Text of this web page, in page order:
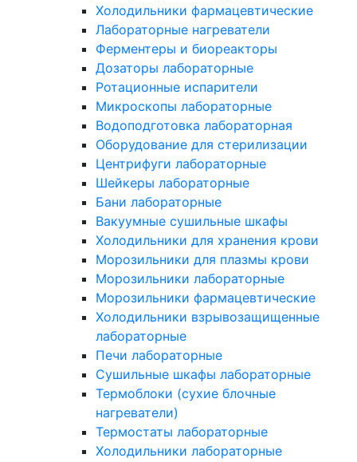
Холодильники фармацевтические
Лабораторные нагреватели
Ферментеры и биореакторы
Дозаторы лабораторные
Ротационные испарители
Микроскопы лабораторные
Водоподготовка лабораторная
Оборудование для стерилизации
Центрифуги лабораторные
Шейкеры лабораторные
Бани лабораторные
Вакуумные сушильные шкафы
Холодильники для хранения крови
Морозильники для плазмы крови
Морозильники лабораторные
Морозильники фармацевтические
Холодильники взрывозащищенные
лабораторные
Печи лабораторные
Сушильные шкафы лабораторные
Термоблоки (сухие блочные
нагреватели)
Термостаты лабораторные
Холодильники лабораторные